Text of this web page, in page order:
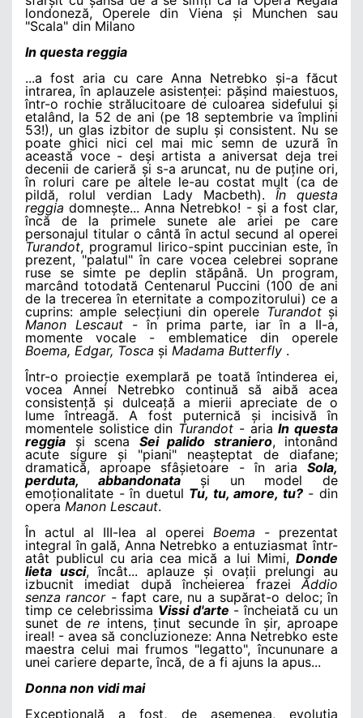
londoneză, Operele din Viena și Munchen sau
"Scala" din Milano
In questa reggia
...a fost aria cu care Anna Netrebko și-a făcut
intrarea, în aplauzele asistenței: pășind maiestuos,
într-o rochie strălucitoare de culoarea sidefului și
etalând, la 52 de ani (pe 18 septembrie va împlini
53!), un glas izbitor de suplu și consistent. Nu se
poate ghici nici cel mai mic semn de uzură în
această voce - deși artista a aniversat deja trei
decenii de carieră și s-a aruncat, nu de puține ori,
în roluri care pe altele le-au costat mult (ca de
pildă, rolul verdian Lady Macbeth). În questa
reggia domnește... Anna Netrebko! - și a fost clar,
încă de la primele sunete ale ariei pe care
personajul titular o cântă în actul secund al operei
Turandot, programul lirico-spint puccinian este, în
prezent, "palatul" în care vocea celebrei soprane
ruse se simte pe deplin stăpână. Un program,
marcând totodată Centenarul Puccini (100 de ani
de la trecerea în eternitate a compozitorului) ce a
cuprins: ample selecțiuni din operele Turandotși
Manon Lescaut - în prima parte, iar în a II-a,
momente vocale - emblematice din operele
Boema, Edgar, Tosca și Madama Butterfly .
Într-o proiecție exemplară pe toată întinderea ei,
vocea Annei Netrebko continuă să aibă acea
consistență și dulceață a mierii apreciate de o
lume întreagă. A fost puternică și incisivă în
momentele solistice din Turandot - ariaIn questa
reggia și scena Sei palido straniero, intonând
acute sigure și "piani" neașteptat de diafane;
dramatică, aproape sfâșietoare - în aria Sola,
perduta, abbandonatași un model de
emoționalitate - în duetul Tu, tu, amore, tu? - din
opera Manon Lescaut.
În actul al III-lea al operei Boema -prezentat
integral în gală, Anna Netrebko a entuziasmat într-
atât publicul cu aria cea mică a lui Mimi, Donde
lieta usci, încât... aplauze și ovații prelungi au
izbucnit imediat după încheierea frazeiAddio
senza rancor -fapt care, nu a supărat-o deloc; în
timp ce celebrissima Vissi d'arte - încheiată cu un
sunet de re intens, ținut secunde în șir, aproape
ireal! - avea să concluzioneze: Anna Netrebko este
maestra celui mai frumos "legatto", încununare a
unei cariere departe, încă, de a fi ajuns la apus...
Donna non vidi mai
Excepțională a fost, de asemenea, evoluția